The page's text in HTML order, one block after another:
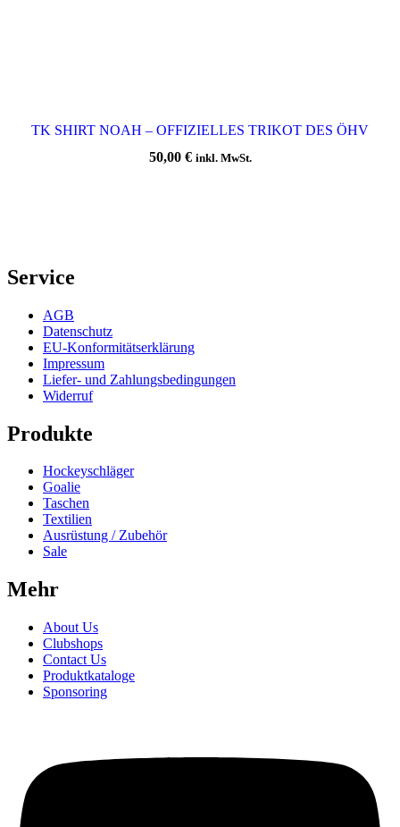
TK SHIRT NOAH – OFFIZIELLES TRIKOT DES ÖHV
50,00 € inkl. MwSt.
Service
AGB
Datenschutz
EU-Konformitätserklärung
Impressum
Liefer- und Zahlungsbedingungen
Widerruf
Produkte
Hockeyschläger
Goalie
Taschen
Textilien
Ausrüstung / Zubehör
Sale
Mehr
About Us
Clubshops
Contact Us
Produktkataloge
Sponsoring